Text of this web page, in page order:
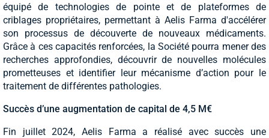
équipé de technologies de pointe et de plateformes de
criblages propriétaires, permettant à Aelis Farma d'accélérer
son processus de découverte de nouveaux médicaments.
Grâce à ces capacités renforcées, la Société pourra mener des
recherches approfondies, découvrir de nouvelles molécules
prometteuses et identifier leur mécanisme d’action pour le
traitement de différentes pathologies.
Succès d’une augmentation de capital de 4,5 M€
Fin juillet 2024, Aelis Farma a réalisé avec succès une